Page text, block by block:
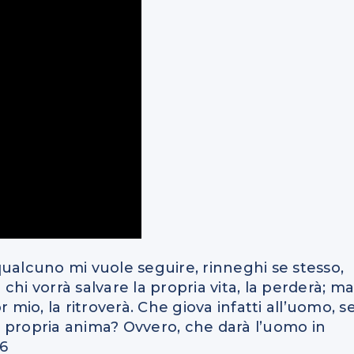
mi vuole seguire, rinneghi se stesso,
vorrà salvare la propria vita, la perderà; ma
la ritroverà. Che giova infatti all’uomo,
anima? Ovvero, che darà l’uomo in